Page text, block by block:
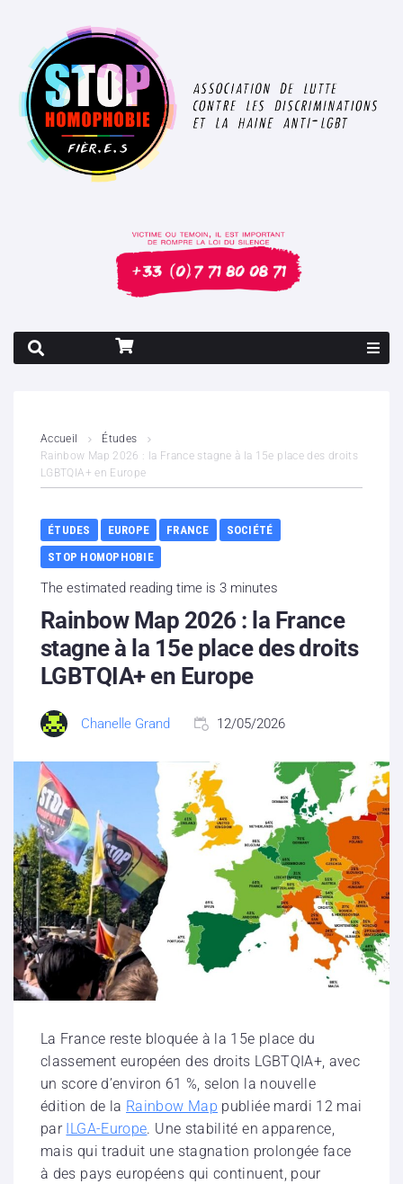
Contenus litigieux
Nous soutenir
Boutique
Partenaires
Contacts
Accueil
Études
Rainbow Map 2026 : la France stagne à la 15e place des droits
LGBTQIA+ en Europe
ÉTUDES EUROPE FRANCE
SOCIÉTÉ
STOP HOMOPHOBIE
The estimated reading time is 3 minutes
Rainbow Map 2026 : la France
stagne à la 15e place des droits
LGBTQIA+ en Europe
Chanelle Grand 12/05/2026
La France reste bloquée à la 15e place du
classement européen des droits LGBTQIA+, avec
un score d’environ 61 %, selon la nouvelle
édition de la Rainbow Map publiée mardi 12 mai
par ILGA-Europe. Une stabilité en apparence,
mais qui traduit une stagnation prolongée face
à des pays européens qui continuent, pour